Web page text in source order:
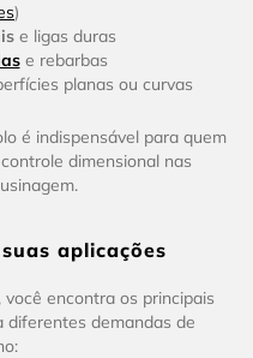
)
e ligas duras
e rebarbas
planas ou curvas
é indispensável para quem
dimensional nas
aplicações
encontra os principais
diferentes demandas de